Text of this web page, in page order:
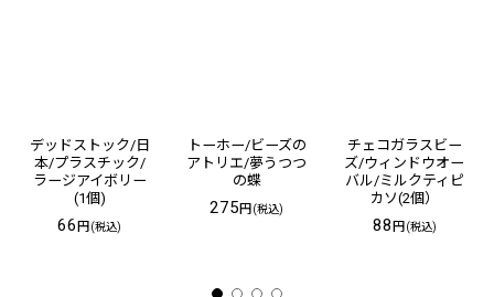
デッドストック/日
本/プラスチック/
ラージアイボリー
(1個)
66円(税込)
トーホー/ビーズの
アトリエ/夢うつつ
の蝶
275円(税込)
チェコガラスビー
ズ/ウィンドウオー
バル/ミルクティピ
カソ(2個）
88円(税込)